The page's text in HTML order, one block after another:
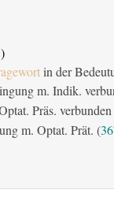
)
in der
m. Indik.
Präs.
m. Optat. Prät. (